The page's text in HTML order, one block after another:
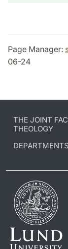
Page Manager:
06-24
THE JOINT
THEOLOGY
DEPARTMENTS